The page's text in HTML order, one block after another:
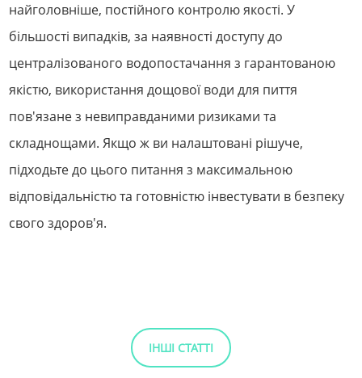
найголовніше, постійного контролю якості. У
більшості випадків, за наявності доступу до
централізованого водопостачання з гарантованою
якістю, використання дощової води для пиття
пов'язане з невиправданими ризиками та
складнощами. Якщо ж ви налаштовані рішуче,
підходьте до цього питання з максимальною
відповідальністю та готовністю інвестувати в безпеку
свого здоров'я.
ІНШІ СТАТТІ